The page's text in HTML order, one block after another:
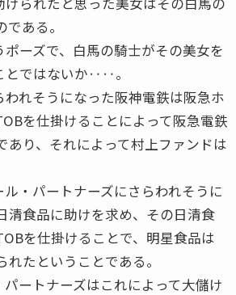
ある。
ーズで、白馬の騎士がその美女を
とではないか‥‥。
れそうになった阪神電鉄は阪急ホ
を仕掛けることによって阪急電鉄
あり、それによって村上ファンドは
・パートナーズにさらわれそうに
清食品に助けを求め、その日清食
を仕掛けることで、明星食品は
たということである。
ートナーズはこれによって大儲け